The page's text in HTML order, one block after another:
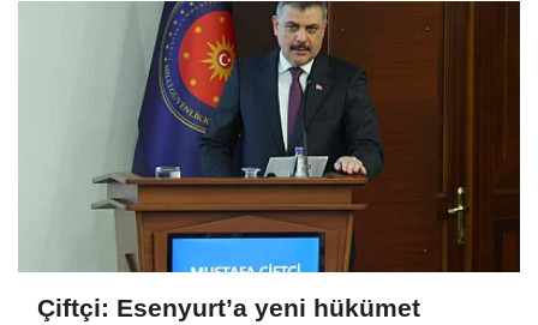
Çiftçi: Esenyurt’a yeni hükümet